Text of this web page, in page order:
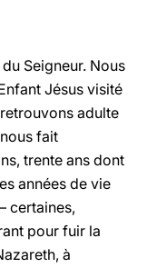
Seigneur. Nous
Jésus visité
adulte
fait
trente ans dont
années de vie
certaines,
pour fuir la
à